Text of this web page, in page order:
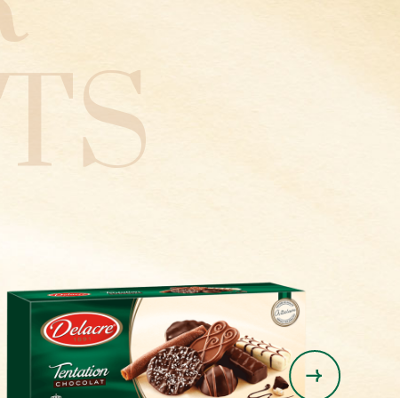
Biarritz